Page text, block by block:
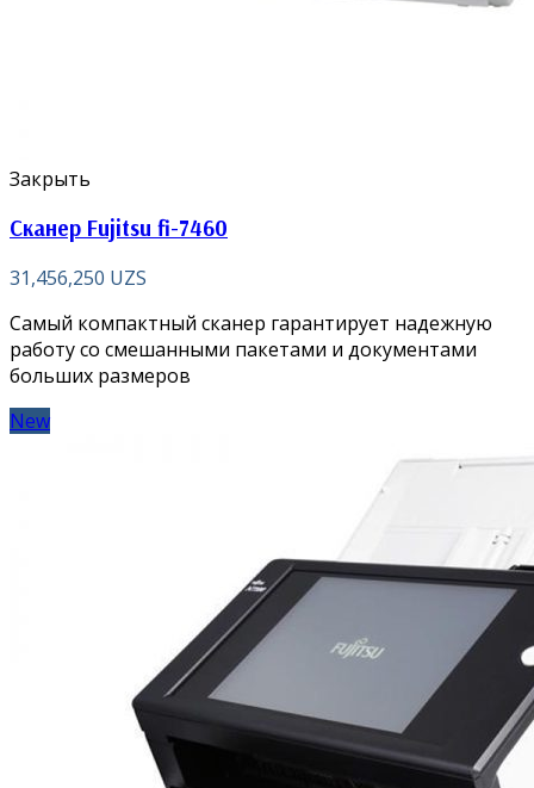
Закрыть
Сканер Fujitsu fi-7460
31,456,250 UZS
Самый компактный сканер гарантирует надежную
работу со смешанными пакетами и документами
больших размеров
New